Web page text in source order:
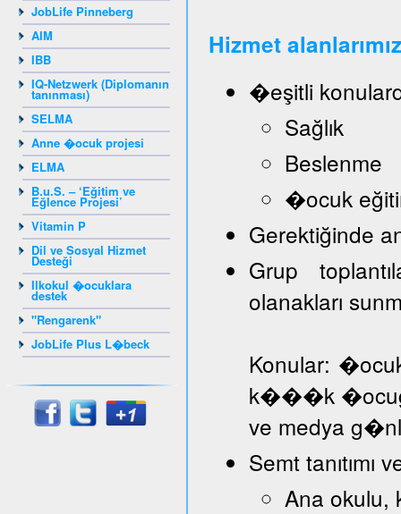
JobLife Pinneberg
AIM
IBB
IQ-Netzwerk (Diplomanın
tanınması)
SELMA
Anne �ocuk projesi
ELMA
B.u.S. – ‘Eğitim ve
Eğlence Projesi’
Vitamin P
Dil ve Sosyal Hizmet
Desteği
Ilkokul �ocuklara
destek
"Rengarenk"
JobLife Plus L�beck
Hizmet
�eşitli
Sağlık
Beslenme
�ocuk
Gerektiğinde
Grup
olanakları
Konular:
k���k
ve medya
Semt
Ana okulu,